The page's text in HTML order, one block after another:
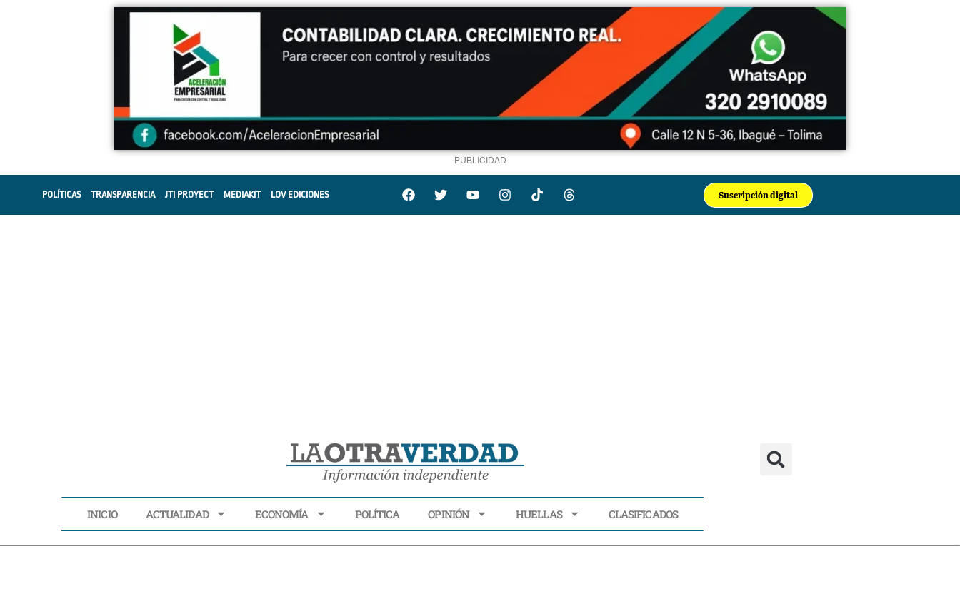
PUBLICIDAD
POLÍTICAS TRANSPARENCIA JTI PROYECT MEDIAKIT LOV EDICIONES Suscripción digital
INICIO ACTUALIDAD ECONOMÍA POLÍTICA OPINIÓN HUELLAS CLASIFICADOS